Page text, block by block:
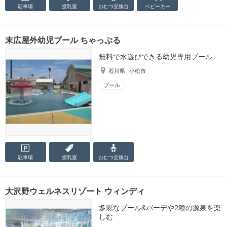
駐車場 授乳室 おむつ交換台 ベビーカー
末広屋外幼児プール ちゃっぷる
無料で水遊びできる幼児専用プール
石川県 小松市
プール
駐車場 授乳室 おむつ交換台
大沢野ウェルネスリゾート ウィンディ
多彩なプール&バーデや2種の源泉を楽
しむ